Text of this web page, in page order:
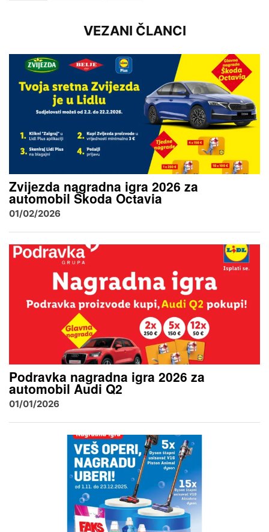
VEZANI ČLANCI
Zvijezda nagradna igra 2026 za
automobil Škoda Octavia
01/02/2026
Podravka nagradna igra 2026 za
automobil Audi Q2
01/01/2026